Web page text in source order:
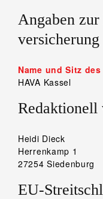
Angaben
versicherung
Name und Sitz
HAVA Kassel
Heidi Dieck
Herrenkamp 1
27254 Siedenburg
EU-